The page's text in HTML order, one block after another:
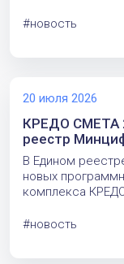
#новость
20 июля 2026
КРЕДО СМЕТА
реестр
В Едином
новых
комплекса
#новость